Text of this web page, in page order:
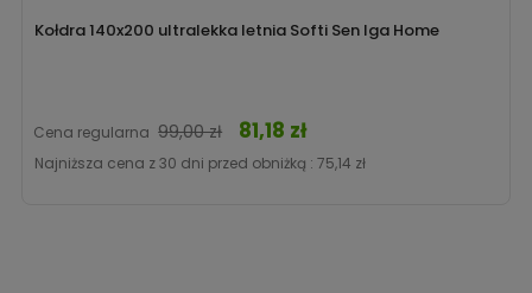
Kołdra 140x200 ultralekka letnia Softi Sen Iga Home
Cena regularna 99,00 zł Cena
81,18 zł
Najniższa cena z 30 dni przed obniżką : 75,14 zł